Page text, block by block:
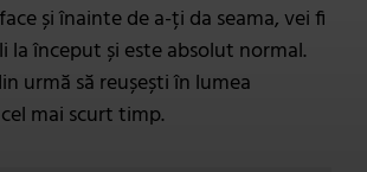
și înainte de a-ți da seama, vei fi
început și este absolut normal.
urmă să reușești în lumea
mai scurt timp.